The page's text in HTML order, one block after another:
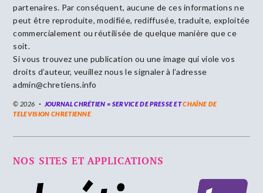
partenaires. Par conséquent, aucune de ces informations ne
peut être reproduite, modifiée, rediffusée, traduite, exploitée
commercialement ou réutilisée de quelque manière que ce
soit.
Si vous trouvez une publication ou une image qui viole vos
droits d’auteur, veuillez nous le signaler à l’adresse
admin@chretiens.info
© 2026 JOURNAL CHRÉTIEN = SERVICE DE PRESSE ETCHAÎNE DE
TELEVISION CHRETIENNE
NOS SITES ET APPLICATIONS